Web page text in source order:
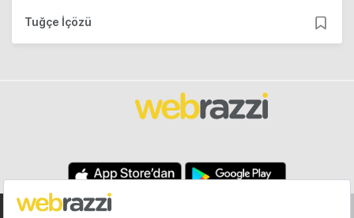
Tuğçe İçözü